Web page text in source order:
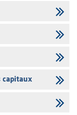
réalisées par les
l'AMMC pour le
des capitaux pour
capitaux